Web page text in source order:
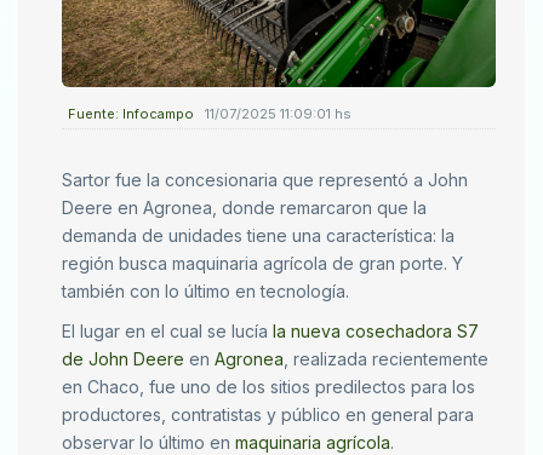
Fuente: Infocampo 11/07/2025 11:09:01 hs
Sartor fue la concesionaria que representó a John
Deere en Agronea, donde remarcaron que la
demanda de unidades tiene una característica: la
región busca maquinaria agrícola de gran porte. Y
también con lo último en tecnología.
El lugar en el cual se lucía la nueva cosechadora S7
de John Deere en Agronea , realizada recientemente
en Chaco, fue uno de los sitios predilectos para los
productores, contratistas y público en general para
observar lo último en maquinaria agrícola.